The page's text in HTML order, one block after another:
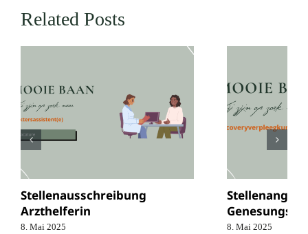
Related Posts
Stellenausschreibung
Arzthelferin
8. Mai 2025 8. Mai 2025